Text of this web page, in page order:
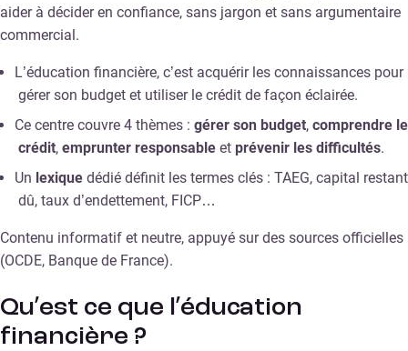
aider à décider en confiance, sans jargon et sans argumentaire
commercial.
L’éducation financière, c’est acquérir les connaissances pour
gérer son budget et utiliser le crédit de façon éclairée.
Ce centre couvre 4 thèmes : gérer son budget, comprendre le
crédit, emprunter responsable et prévenir les difficultés.
Un lexique dédié définit les termes clés : TAEG, capital restant
dû, taux d’endettement, FICP…
Contenu informatif et neutre, appuyé sur des sources officielles
(OCDE, Banque de France).
Qu’est ce que l’éducation
financière ?